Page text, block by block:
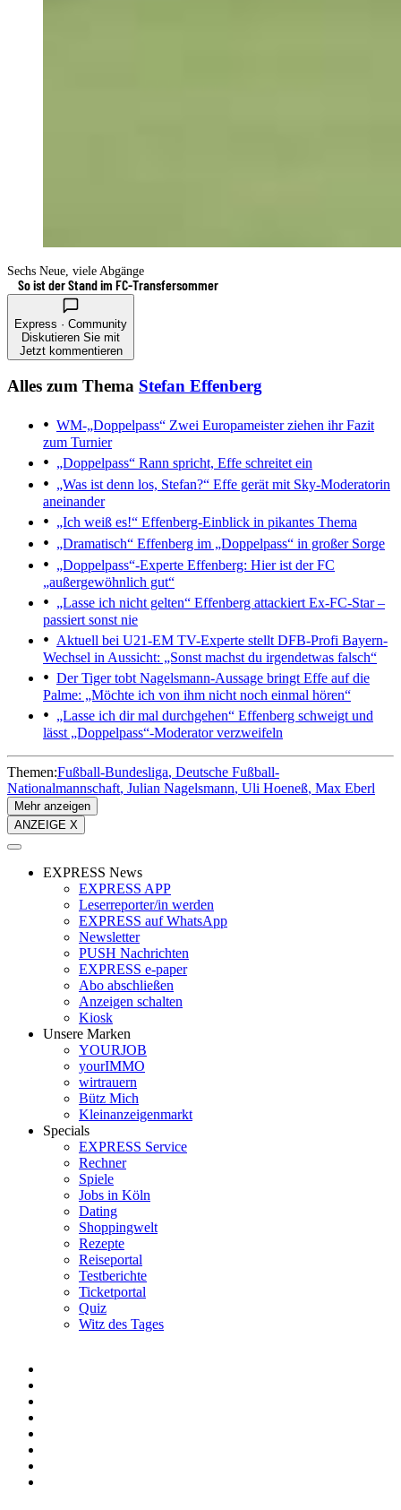
Sechs Neue, viele Abgänge
So ist der Stand im FC-Transfersommer
Express · Community
Diskutieren Sie mit
Jetzt kommentieren
Alles zum Thema Stefan Effenberg
WM-„Doppelpass“ Zwei Europameister ziehen ihr Fazit
zum Turnier
„Doppelpass“ Rann spricht, Effe schreitet ein
„Was ist denn los, Stefan?“ Effe gerät mit Sky-Moderatorin
aneinander
„Ich weiß es!“ Effenberg-Einblick in pikantes Thema
„Dramatisch“ Effenberg im „Doppelpass“ in großer Sorge
„Doppelpass“-Experte Effenberg: Hier ist der FC
„außergewöhnlich gut“
„Lasse ich nicht gelten“ Effenberg attackiert Ex-FC-Star –
passiert sonst nie
Aktuell bei U21-EM TV-Experte stellt DFB-Profi Bayern-
Wechsel in Aussicht: „Sonst machst du irgendetwas falsch“
Der Tiger tobt Nagelsmann-Aussage bringt Effe auf die
Palme: „Möchte ich von ihm nicht noch einmal hören“
„Lasse ich dir mal durchgehen“ Effenberg schweigt und
lässt „Doppelpass“-Moderator verzweifeln
Themen:Fußball-Bundesliga Deutsche Fußball-
Nationalmannschaft Julian Nagelsmann Uli Hoeneß Max Eberl
Mehr anzeigen
ANZEIGE X
EXPRESS News
EXPRESS APP
Leserreporter/in werden
EXPRESS auf WhatsApp
Newsletter
PUSH Nachrichten
EXPRESS e-paper
Abo abschließen
Anzeigen schalten
Kiosk
Unsere Marken
YOURJOB
yourIMMO
wirtrauern
Bütz Mich
Kleinanzeigenmarkt
Specials
EXPRESS Service
Rechner
Spiele
Jobs in Köln
Dating
Shoppingwelt
Rezepte
Reiseportal
Testberichte
Ticketportal
Quiz
Witz des Tages